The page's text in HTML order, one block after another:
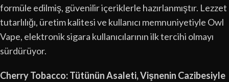
formüle edilmiş, güvenilir içeriklerle hazırlanmıştır. Lezzet
tutarlılığı, üretim kalitesi ve kullanıcı memnuniyetiyle Owl
Vape, elektronik sigara kullanıcılarının ilk tercihi olmayı
sürdürüyor.
Cherry Tobacco: Tütünün Asaleti, Vişnenin Cazibesiyle